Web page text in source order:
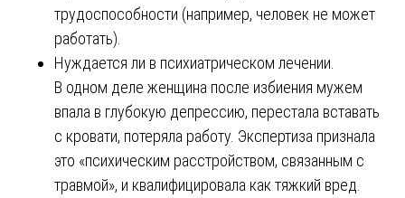
трудоспособности (например, человек не может
работать).
Нуждается ли в психиатрическом лечении.
В одном деле женщина после избиения мужем
впала в глубокую депрессию, перестала вставать
с кровати, потеряла работу. Экспертиза признала
это «психическим расстройством, связанным с
травмой», и квалифицировала как тяжкий вред.